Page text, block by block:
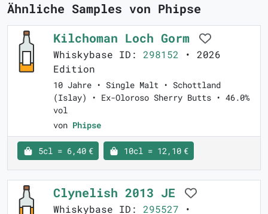
Ähnliche Samples von Phipse
Kilchoman Loch Gorm
Whiskybase ID: 298152 • 2026
Edition
10 Jahre • Single Malt • Schottland
(Islay) • Ex-Oloroso Sherry Butts • 46.0%
vol
von Phipse
5cl = 6,40 € 10cl = 12,10 €
Clynelish 2013 JE
Whiskybase ID: 295527 •